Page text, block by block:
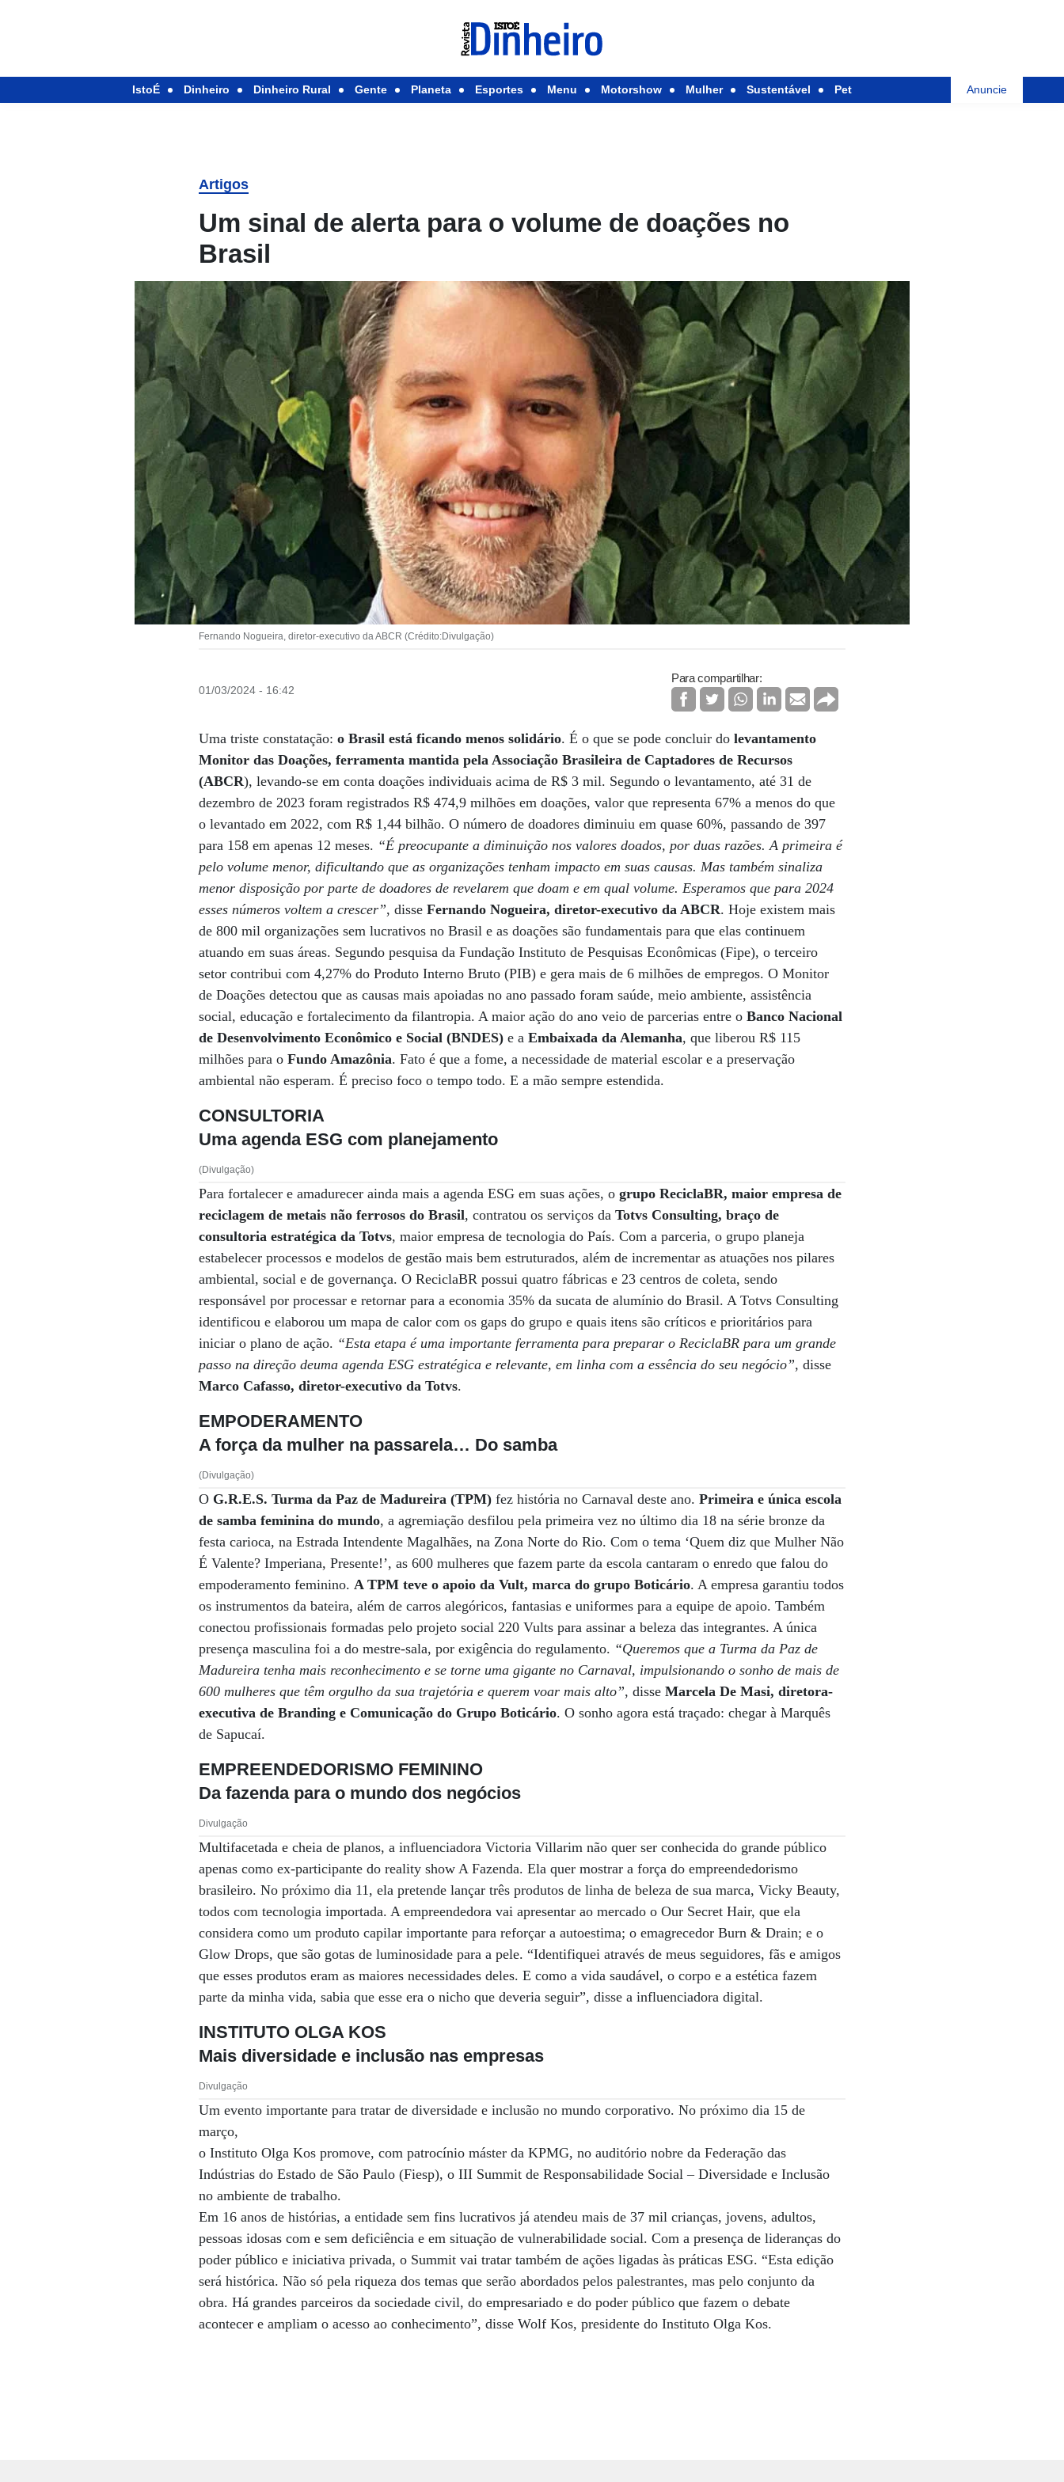
IstoÉ Dinheiro Dinheiro Rural Gente Planeta Esportes Menu Motorshow Mulher Sustentável Pet Anuncie
Artigos
Um sinal de alerta para o volume de doações no
Brasil
Fernando Nogueira, diretor-executivo da ABCR (Crédito:Divulgação)
01/03/2024 - 16:42
Para compartilhar:
Uma triste constatação:o Brasil está ficando menos solidário. É o que se pode concluir dolevantamento
Monitor das Doações, ferramenta mantida pela Associação Brasileira de Captadores de Recursos
(ABCR), levando-se em conta doações individuais acima de R$ 3 mil. Segundo o levantamento, até 31 de
dezembro de 2023 foram registrados R$ 474,9 milhões em doações, valor que representa 67% a menos do que
o levantado em 2022, com R$ 1,44 bilhão. O número de doadores diminuiu em quase 60%, passando de 397
para 158 em apenas 12 meses. “É preocupante a diminuição nos valores doados, por duas razões. A primeira é
pelo volume menor, dificultando que as organizações tenham impacto em suas causas. Mas também sinaliza
menor disposição por parte de doadores de revelarem que doam e em qual volume. Esperamos que para 2024
esses números voltem a crescer”, disseFernando Nogueira, diretor-executivo da ABCR. Hoje existem mais
de 800 mil organizações sem lucrativos no Brasil e as doações são fundamentais para que elas continuem
atuando em suas áreas. Segundo pesquisa da Fundação Instituto de Pesquisas Econômicas (Fipe), o terceiro
setor contribui com 4,27% do Produto Interno Bruto (PIB) e gera mais de 6 milhões de empregos. O Monitor
de Doações detectou que as causas mais apoiadas no ano passado foram saúde, meio ambiente, assistência
social, educação e fortalecimento da filantropia. A maior ação do ano veio de parcerias entre o Banco Nacional
de Desenvolvimento Econômico e Social (BNDES) e aEmbaixada da Alemanha, que liberou R$ 115
milhões para oFundo Amazônia. Fato é que a fome, a necessidade de material escolar e a preservação
ambiental não esperam. É preciso foco o tempo todo. E a mão sempre estendida.
CONSULTORIA
Uma agenda ESG com planejamento
(Divulgação)
Para fortalecer e amadurecer ainda mais a agenda ESG em suas ações, ogrupo ReciclaBR, maior empresa de
reciclagem de metais não ferrosos do Brasil, contratou os serviços daTotvs Consulting, braço de
consultoria estratégica da Totvs, maior empresa de tecnologia do País. Com a parceria, o grupo planeja
estabelecer processos e modelos de gestão mais bem estruturados, além de incrementar as atuações nos pilares
ambiental, social e de governança. O ReciclaBR possui quatro fábricas e 23 centros de coleta, sendo
responsável por processar e retornar para a economia 35% da sucata de alumínio do Brasil. A Totvs Consulting
identificou e elaborou um mapa de calor com os gaps do grupo e quais itens são críticos e prioritários para
iniciar o plano de ação. “Esta etapa é uma importante ferramenta para preparar o ReciclaBR para um grande
passo na direção deuma agenda ESG estratégica e relevante, em linha com a essência do seu negócio”, disse
Marco Cafasso, diretor-executivo da Totvs.
EMPODERAMENTO
A força da mulher na passarela… Do samba
(Divulgação)
O G.R.E.S. Turma da Paz de Madureira (TPM) fez história no Carnaval deste ano.Primeira e única escola
de samba feminina do mundo, a agremiação desfilou pela primeira vez no último dia 18 na série bronze da
festa carioca, na Estrada Intendente Magalhães, na Zona Norte do Rio. Com o tema ‘Quem diz que Mulher Não
É Valente? Imperiana, Presente!’, as 600 mulheres que fazem parte da escola cantaram o enredo que falou do
empoderamento feminino.A TPM teve o apoio da Vult, marca do grupo Boticário. A empresa garantiu todos
os instrumentos da bateira, além de carros alegóricos, fantasias e uniformes para a equipe de apoio. Também
conectou profissionais formadas pelo projeto social 220 Vults para assinar a beleza das integrantes. A única
presença masculina foi a do mestre-sala, por exigência do regulamento. “Queremos que a Turma da Paz de
Madureira tenha mais reconhecimento e se torne uma gigante no Carnaval, impulsionando o sonho de mais de
600 mulheres que têm orgulho da sua trajetória e querem voar mais alto”, disseMarcela De Masi, diretora-
executiva de Branding e Comunicação do Grupo Boticário. O sonho agora está traçado: chegar à Marquês
de Sapucaí.
EMPREENDEDORISMO FEMININO
Da fazenda para o mundo dos negócios
Divulgação
Multifacetada e cheia de planos, a influenciadora Victoria Villarim não quer ser conhecida do grande público
apenas como ex-participante do reality show A Fazenda. Ela quer mostrar a força do empreendedorismo
brasileiro. No próximo dia 11, ela pretende lançar três produtos de linha de beleza de sua marca, Vicky Beauty,
todos com tecnologia importada. A empreendedora vai apresentar ao mercado o Our Secret Hair, que ela
considera como um produto capilar importante para reforçar a autoestima; o emagrecedor Burn & Drain; e o
Glow Drops, que são gotas de luminosidade para a pele. “Identifiquei através de meus seguidores, fãs e amigos
que esses produtos eram as maiores necessidades deles. E como a vida saudável, o corpo e a estética fazem
parte da minha vida, sabia que esse era o nicho que deveria seguir”, disse a influenciadora digital.
INSTITUTO OLGA KOS
Mais diversidade e inclusão nas empresas
Divulgação
Um evento importante para tratar de diversidade e inclusão no mundo corporativo. No próximo dia 15 de
março,
o Instituto Olga Kos promove, com patrocínio máster da KPMG, no auditório nobre da Federação das
Indústrias do Estado de São Paulo (Fiesp), o III Summit de Responsabilidade Social – Diversidade e Inclusão
no ambiente de trabalho.
Em 16 anos de histórias, a entidade sem fins lucrativos já atendeu mais de 37 mil crianças, jovens, adultos,
pessoas idosas com e sem deficiência e em situação de vulnerabilidade social. Com a presença de lideranças do
poder público e iniciativa privada, o Summit vai tratar também de ações ligadas às práticas ESG. “Esta edição
será histórica. Não só pela riqueza dos temas que serão abordados pelos palestrantes, mas pelo conjunto da
obra. Há grandes parceiros da sociedade civil, do empresariado e do poder público que fazem o debate
acontecer e ampliam o acesso ao conhecimento”, disse Wolf Kos, presidente do Instituto Olga Kos.